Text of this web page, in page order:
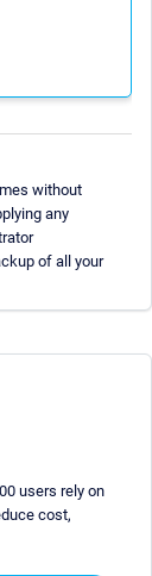
without
any
of all your
users rely on
cost,